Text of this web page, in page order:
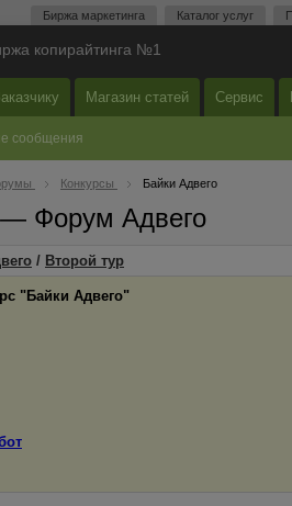
Биржа маркетинга Каталог услуг
копирайтинга №1
Магазин статей Сервис
сообщения
Конкурсы Байки Адвего
— Форум Адвего
/ Второй тур
"Байки Адвего"